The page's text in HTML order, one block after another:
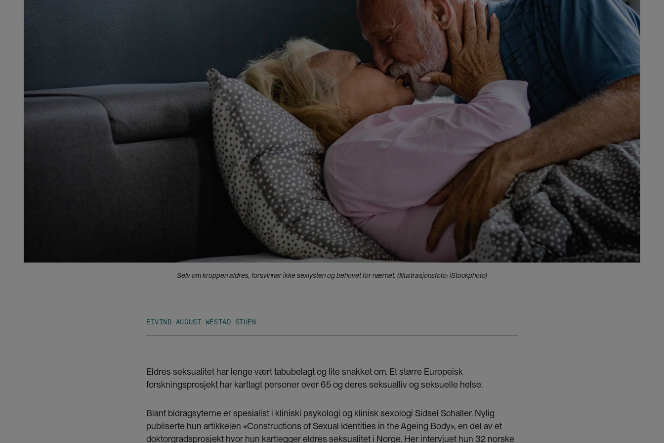
Selv om kroppen aldres, forsvinner ikke sexlysten og behovet for nærhet. (Illustrasjonsfoto: iStockphoto)
EIVIND AUGUST WESTAD STUEN
Eldres seksualitet har lenge vært tabubelagt og lite snakket om. Et større Europeisk
forskningsprosjekt har kartlagt personer over 65 og deres seksualliv og seksuelle helse.
Blant bidragsyterne er spesialist i kliniski psykologi og klinisk sexologi Sidsel Schaller. Nylig
publiserte hun artikkelen «Constructions of Sexual Identities in the Ageing Body», en del av et
doktorgradsprosjekt hvor hun kartlegger eldres seksualitet i Norge. Her intervjuet hun 32 norske